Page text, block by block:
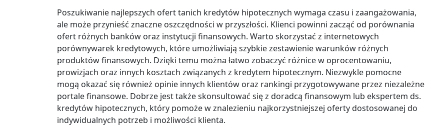
Poszukiwanie najlepszych ofert tanich kredytów hipotecznych wymaga czasu i zaangażowania,
ale może przynieść znaczne oszczędności w przyszłości. Klienci powinni zacząć od porównania
ofert różnych banków oraz instytucji finansowych. Warto skorzystać z internetowych
porównywarek kredytowych, które umożliwiają szybkie zestawienie warunków różnych
produktów finansowych. Dzięki temu można łatwo zobaczyć różnice w oprocentowaniu,
prowizjach oraz innych kosztach związanych z kredytem hipotecznym. Niezwykle pomocne
mogą okazać się również opinie innych klientów oraz rankingi przygotowywane przez niezależne
portale finansowe. Dobrze jest także skonsultować się z doradcą finansowym lub ekspertem ds.
kredytów hipotecznych, który pomoże w znalezieniu najkorzystniejszej oferty dostosowanej do
indywidualnych potrzeb i możliwości klienta.